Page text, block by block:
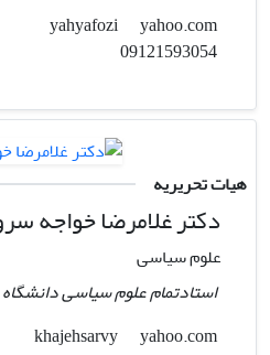
yahoo.com
هیات تحریریه
دکتر غلامرضا خواجه
علوم سیاسی
استادتمام علوم سیاسی دانشگاه
yahoo.com